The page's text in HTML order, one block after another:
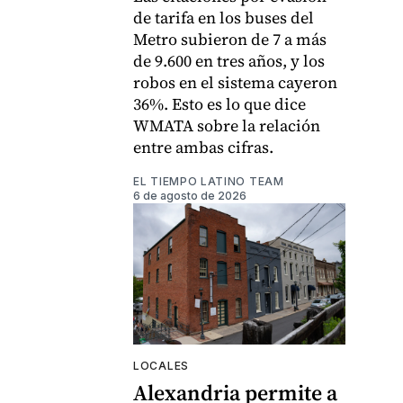
de tarifa en los buses del
Metro subieron de 7 a más
de 9.600 en tres años, y los
robos en el sistema cayeron
36%. Esto es lo que dice
WMATA sobre la relación
entre ambas cifras.
EL TIEMPO LATINO TEAM
6 de agosto de 2026
LOCALES
Alexandria permite a